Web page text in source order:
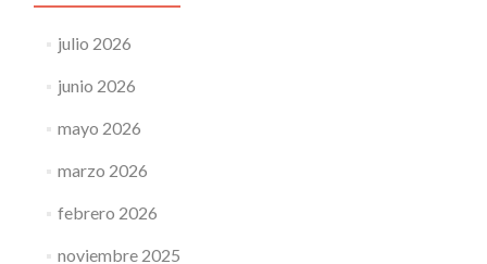
julio 2026
junio 2026
mayo 2026
marzo 2026
febrero 2026
noviembre 2025